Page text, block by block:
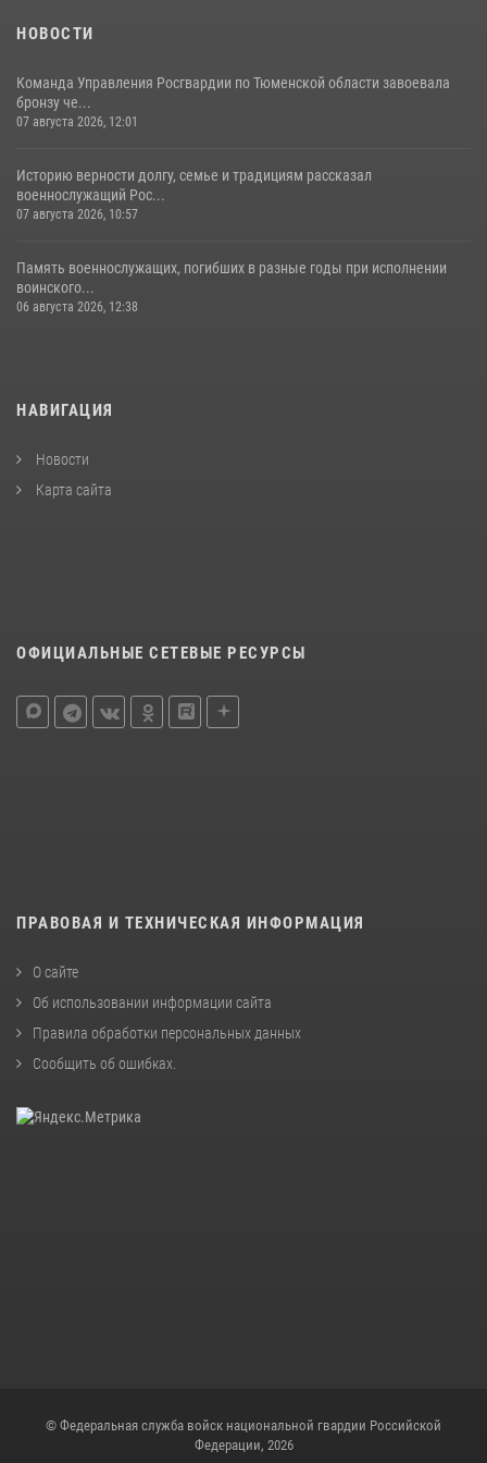
НОВОСТИ
Команда Управления Росгвардии по Тюменской области завоевала
бронзу че...
07 августа 2026, 12:01
Историю верности долгу, семье и традициям рассказал
военнослужащий Рос...
07 августа 2026, 10:57
Память военнослужащих, погибших в разные годы при исполнении
воинского...
06 августа 2026, 12:38
НАВИГАЦИЯ
Новости
Карта сайта
ОФИЦИАЛЬНЫЕ СЕТЕВЫЕ РЕСУРСЫ
ПРАВОВАЯ И ТЕХНИЧЕСКАЯ ИНФОРМАЦИЯ
О сайте
Об использовании информации сайта
Правила обработки персональных данных
Сообщить об ошибках
© Федеральная служба войск национальной гвардии Российской
Федерации, 2026